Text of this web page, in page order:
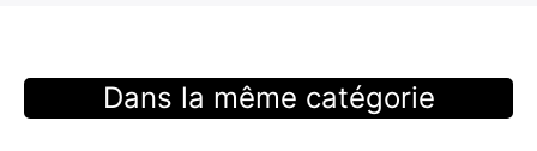
Dans la même catégorie